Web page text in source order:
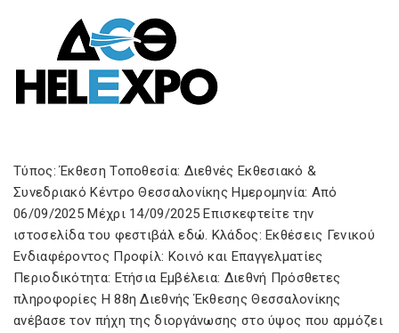
Τύπος: Έκθεση Τοποθεσία: Διεθνές Εκθεσιακό &
Συνεδριακό Κέντρο Θεσσαλονίκης Ημερομηνία: Από
06/09/2025 Μέχρι 14/09/2025 Επισκεφτείτε την
ιστοσελίδα του φεστιβάλ εδώ. Κλάδος: Εκθέσεις Γενικού
Ενδιαφέροντος Προφίλ: Κοινό και Επαγγελματίες
Περιοδικότητα: Ετήσια Εμβέλεια: Διεθνή Πρόσθετες
πληροφορίες Η 88η Διεθνής Έκθεσης Θεσσαλονίκης
ανέβασε τον πήχη της διοργάνωσης στo ύψoς που αρμόζει